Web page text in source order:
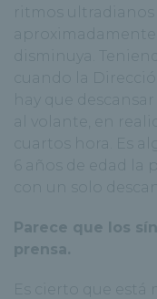
ritmos
disminuya.
cuando la
hay que
al volante, en
cuartos hora. Es
6 años de edad la
con un solo
Parece que los
prensa.
Es cierto que está